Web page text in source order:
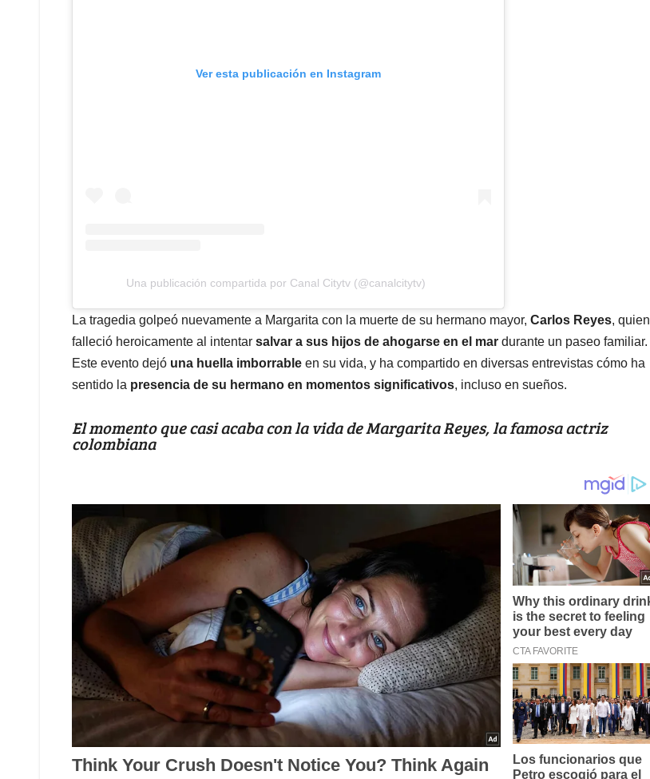
Ver esta publicación en Instagram
Una publicación compartida por Canal Citytv (@canalcitytv)
La tragedia golpeó nuevamente a Margarita con la muerte de su hermano mayor, Carlos Reyes, quien
falleció heroicamente al intentar salvar a sus hijos de ahogarse en el mar durante un paseo familiar.
Este evento dejó una huella imborrable en su vida, y ha compartido en diversas entrevistas cómo ha
sentido la presencia de su hermano en momentos significativos, incluso en sueños.
El momento que casi acaba con la vida de Margarita Reyes, la famosa actriz
colombiana